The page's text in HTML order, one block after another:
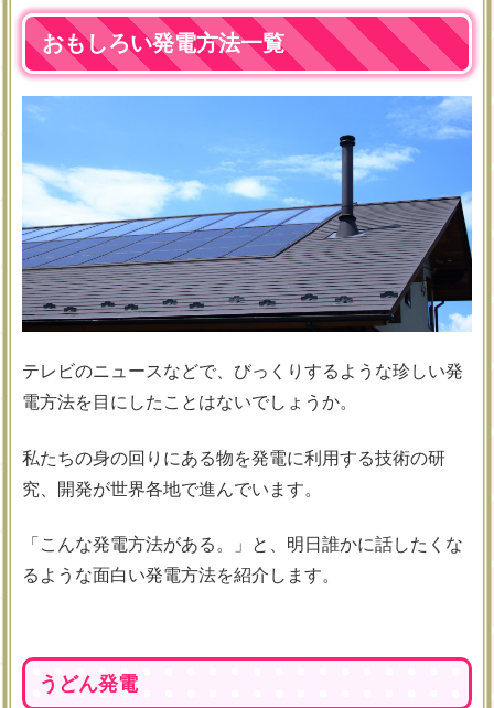
おもしろい発電方法一覧
テレビのニュースなどで、びっくりするような珍しい発
電方法を目にしたことはないでしょうか。
私たちの身の回りにある物を発電に利用する技術の研
究、開発が世界各地で進んでいます。
「こんな発電方法がある。」と、明日誰かに話したくな
るような面白い発電方法を紹介します。
うどん発電